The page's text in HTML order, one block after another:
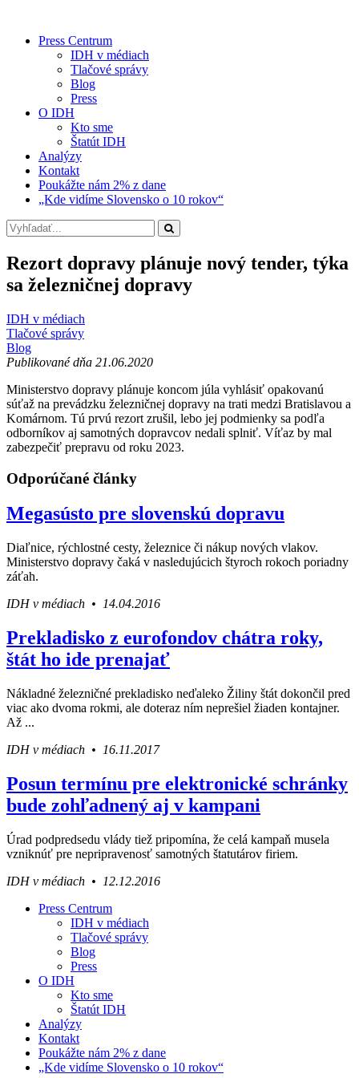
Press Centrum
IDH v médiach
Tlačové správy
Blog
Press
O IDH
Kto sme
Štatút IDH
Analýzy
Kontakt
Poukážte nám 2% z dane
„Kde vidíme Slovensko o 10 rokov“
Rezort dopravy plánuje nový tender, týka
sa železničnej dopravy
IDH v médiach
Tlačové správy
Blog
Publikované dňa 21.06.2020
Ministerstvo dopravy plánuje koncom júla vyhlásiť opakovanú
súťaž na prevádzku železničnej dopravy na trati medzi Bratislavou a
Komárnom. Tú prvú rezort zrušil, lebo jej podmienky sa podľa
odborníkov aj samotných dopravcov nedali splniť. Víťaz by mal
zabezpečiť prepravu od roku 2023.
Odporúčané články
Megasústo pre slovenskú dopravu
Diaľnice, rýchlostné cesty, železnice či nákup nových vlakov.
Ministerstvo dopravy čaká v nasledujúcich štyroch rokoch poriadny
záťah.
IDH v médiach • 14.04.2016
Prekladisko z eurofondov chátra roky,
štát ho ide prenajať
Nákladné železničné prekladisko neďaleko Žiliny štát dokončil pred
viac ako dvoma rokmi, ale doteraz ním neprešiel žiaden kontajner.
Až ...
IDH v médiach • 16.11.2017
Posun termínu pre elektronické schránky
bude zohľadnený aj v kampani
Úrad podpredsedu vlády tiež pripomína, že celá kampaň musela
vzniknúť pre nepripravenosť samotných štatutárov firiem.
IDH v médiach • 12.12.2016
Váš sprievodca svetom infraštruktúry a
ekonomiky
Press Centrum
IDH v médiach
Tlačové správy
Blog
Press
O IDH
Kto sme
Štatút IDH
Analýzy
Kontakt
Poukážte nám 2% z dane
„Kde vidíme Slovensko o 10 rokov“